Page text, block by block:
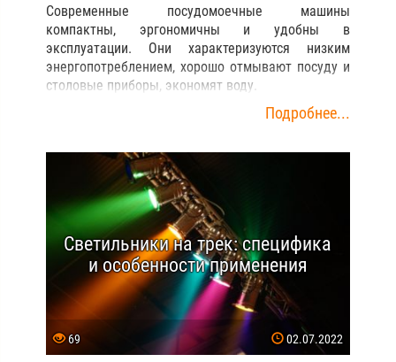
Современные посудомоечные машины
компактны, эргономичны и удобны в
эксплуатации. Они характеризуются низким
энергопотреблением, хорошо отмывают посуду и
столовые приборы, экономят воду.
Подробнее...
Светильники на трек: специфика
и особенности применения
69 02.07.2022